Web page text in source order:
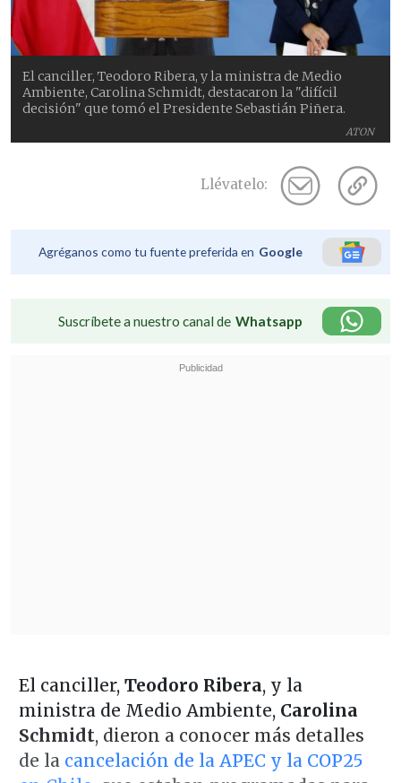
ATON
El canciller, Teodoro Ribera, y la ministra de Medio
Ambiente, Carolina Schmidt, destacaron la "difícil
decisión" que tomó el Presidente Sebastián Piñera.
Llévatelo:
Agréganos como tu fuente preferida en Google
Suscríbete a nuestro canal de Whatsapp
El canciller, Teodoro Ribera, y la
ministra de Medio Ambiente, Carolina
Schmidt, dieron a conocer más detalles
de la cancelación de la APEC y la COP25